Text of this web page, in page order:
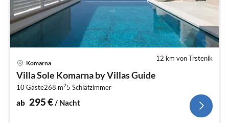
12 km von Trstenik
Komarna
Villa Sole Komarna by Villas Guide
10 Gäste268 m25 Schlafzimmer
ab 295€ / Nacht